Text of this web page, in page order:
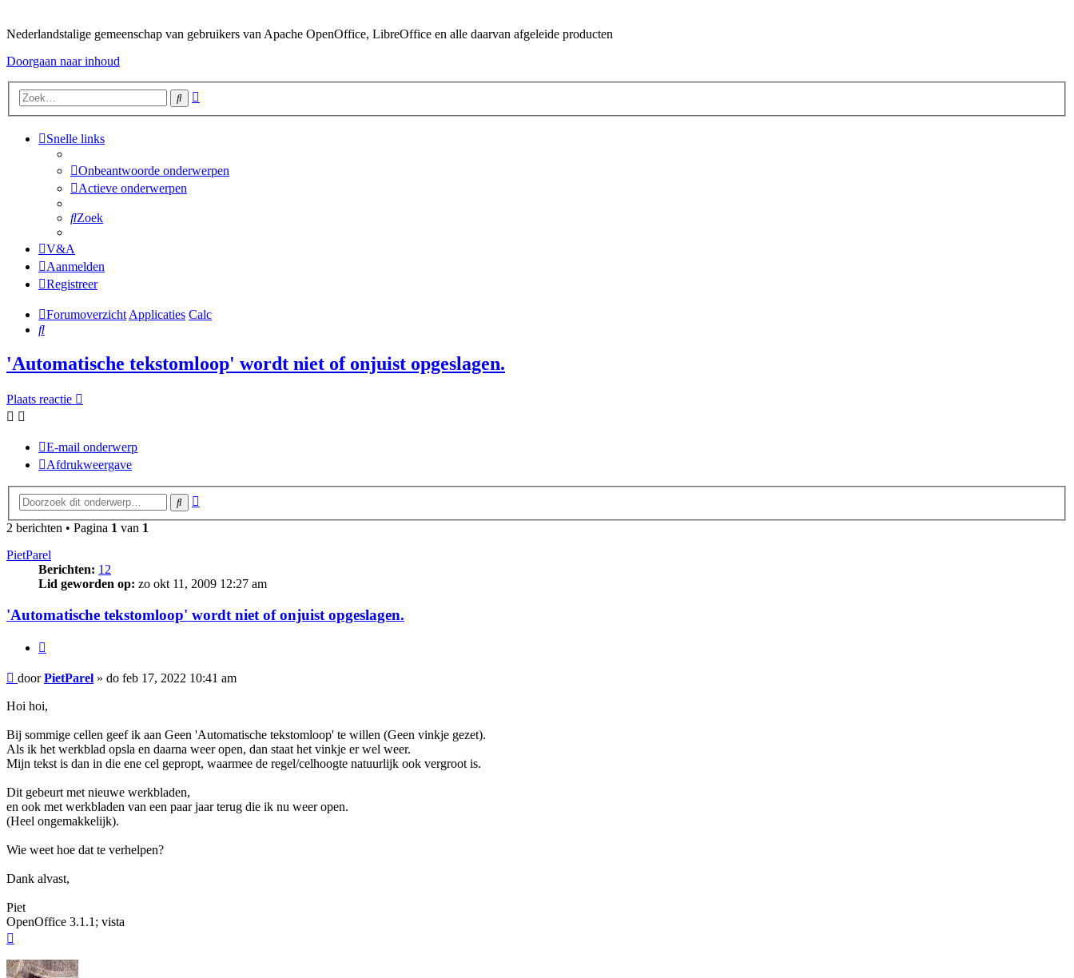
Nederlandstalige gemeenschap van gebruikers van Apache OpenOffice, LibreOffice en alle daarvan afgeleide producten
Doorgaan naar inhoud
Zoek
Snelle links
Onbeantwoorde onderwerpen
Actieve onderwerpen
Zoek
V&A
Aanmelden
Registreer
Forumoverzicht Applicaties Calc
Zoek
'Automatische tekstomloop' wordt niet of onjuist opgeslagen.
Plaats reactie
E-mail onderwerp
Afdrukweergave
Zoek
2 berichten • Pagina 1 van 1
PietParel
Berichten: 12
Lid geworden op: zo okt 11, 2009 12:27 am
'Automatische tekstomloop' wordt niet of onjuist opgeslagen.
Bericht
doorPietParel » do feb 17, 2022 10:41 am
Hoi hoi,
Bij sommige cellen geef ik aan Geen 'Automatische tekstomloop' te willen (Geen vinkje gezet).
Als ik het werkblad opsla en daarna weer open, dan staat het vinkje er wel weer.
Mijn tekst is dan in die ene cel gepropt, waarmee de regel/celhoogte natuurlijk ook vergroot is.
Dit gebeurt met nieuwe werkbladen,
en ook met werkbladen van een paar jaar terug die ik nu weer open.
(Heel ongemakkelijk).
Wie weet hoe dat te verhelpen?
Dank alvast,
Piet
OpenOffice 3.1.1; vista